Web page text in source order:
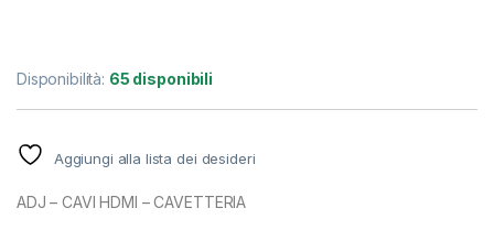
Disponibilità: 65 disponibili
Aggiungi alla lista dei desideri
ADJ – CAVI HDMI – CAVETTERIA